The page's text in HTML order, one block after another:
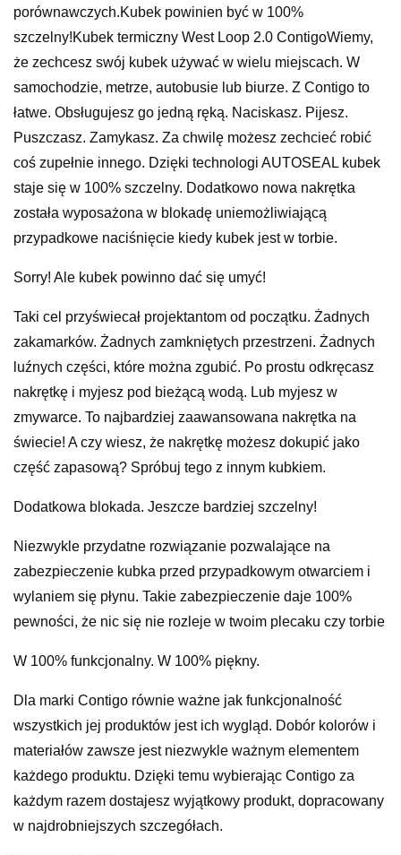
porównawczych.Kubek powinien być w 100%
szczelny!Kubek termiczny West Loop 2.0 ContigoWiemy,
że zechcesz swój kubek używać w wielu miejscach. W
samochodzie, metrze, autobusie lub biurze. Z Contigo to
łatwe. Obsługujesz go jedną ręką. Naciskasz. Pijesz.
Puszczasz. Zamykasz. Za chwilę możesz zechcieć robić
coś zupełnie innego. Dzięki technologi AUTOSEAL kubek
staje się w 100% szczelny. Dodatkowo nowa nakrętka
została wyposażona w blokadę uniemożliwiającą
przypadkowe naciśnięcie kiedy kubek jest w torbie.
Sorry! Ale kubek powinno dać się umyć!
Taki cel przyświecał projektantom od początku. Żadnych
zakamarków. Żadnych zamkniętych przestrzeni. Żadnych
luźnych części, które można zgubić. Po prostu odkręcasz
nakrętkę i myjesz pod bieżącą wodą. Lub myjesz w
zmywarce. To najbardziej zaawansowana nakrętka na
świecie! A czy wiesz, że nakrętkę możesz dokupić jako
część zapasową? Spróbuj tego z innym kubkiem.
Dodatkowa blokada. Jeszcze bardziej szczelny!
Niezwykle przydatne rozwiązanie pozwalające na
zabezpieczenie kubka przed przypadkowym otwarciem i
wylaniem się płynu. Takie zabezpieczenie daje 100%
pewności, że nic się nie rozleje w twoim plecaku czy torbie
W 100% funkcjonalny. W 100% piękny.
Dla marki Contigo równie ważne jak funkcjonalność
wszystkich jej produktów jest ich wygląd. Dobór kolorów i
materiałów zawsze jest niezwykle ważnym elementem
każdego produktu. Dzięki temu wybierając Contigo za
każdym razem dostajesz wyjątkowy produkt, dopracowany
w najdrobniejszych szczegółach.